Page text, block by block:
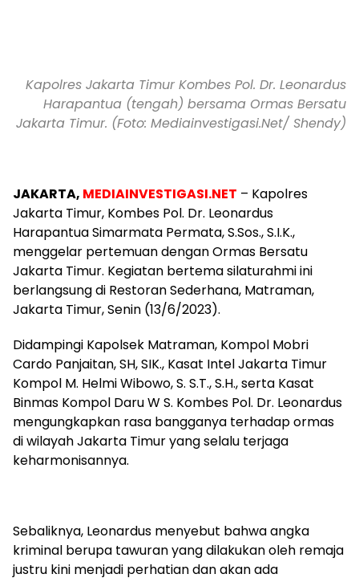
Kapolres Jakarta Timur Kombes Pol. Dr. Leonardus
Harapantua (tengah) bersama Ormas Bersatu
Jakarta Timur. (Foto: Mediainvestigasi.Net/ Shendy)
JAKARTA, MEDIAINVESTIGASI.NET – Kapolres
Jakarta Timur, Kombes Pol. Dr. Leonardus
Harapantua Simarmata Permata, S.Sos., S.I.K.,
menggelar pertemuan dengan Ormas Bersatu
Jakarta Timur. Kegiatan bertema silaturahmi ini
berlangsung di Restoran Sederhana, Matraman,
Jakarta Timur, Senin (13/6/2023).
Didampingi Kapolsek Matraman, Kompol Mobri
Cardo Panjaitan, SH, SIK., Kasat Intel Jakarta Timur
Kompol M. Helmi Wibowo, S. S.T., S.H., serta Kasat
Binmas Kompol Daru W S. Kombes Pol. Dr. Leonardus
mengungkapkan rasa bangganya terhadap ormas
di wilayah Jakarta Timur yang selalu terjaga
keharmonisannya.
Sebaliknya, Leonardus menyebut bahwa angka
kriminal berupa tawuran yang dilakukan oleh remaja
justru kini menjadi perhatian dan akan ada